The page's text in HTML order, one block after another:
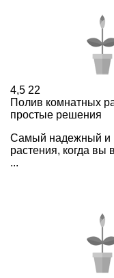
4,5 22
Полив комнатных
простые решения
Самый надежный и
растения, когда вы
...